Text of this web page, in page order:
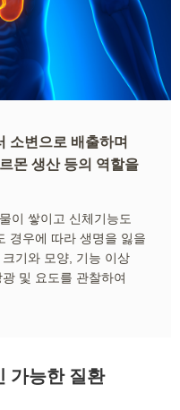
소변으로 배출하며
몬 생산 등의 역할을
이 쌓이고 신체기능도
경우에 따라 생명을 잃을
기와 모양, 기능 이상
및 요도를 관찰하여
가능한 질환